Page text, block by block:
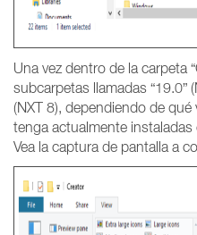
Una vez dentro de la carpeta
subcarpetas llamadas “19.0”
(NXT 8), dependiendo de
tenga actualmente
Vea la captura de pantalla a